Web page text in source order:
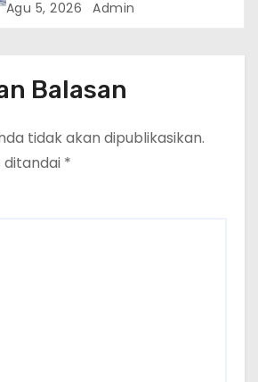
Naik 7 Bulan Berturut-Turut
Agu 5, 2026 Admin
Balasan
tidak akan dipublikasikan.
ditandai *